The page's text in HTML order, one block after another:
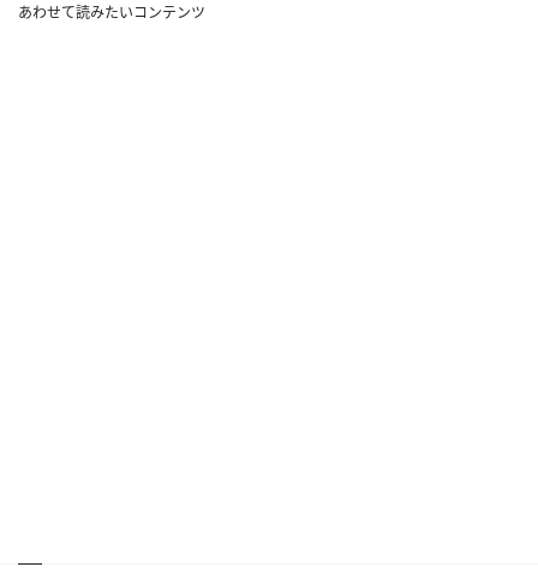
あわせて読みたいコンテンツ